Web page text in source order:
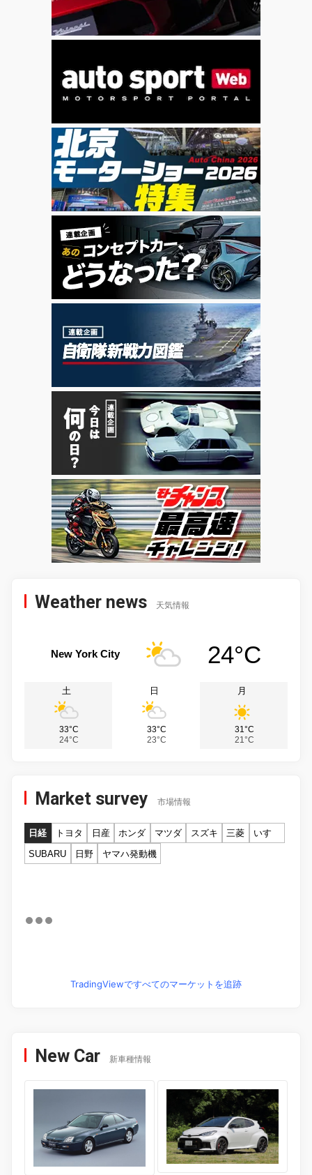
Weather news 天気情報
New York City 24°C
土
33°C
24°C
日
33°C
23°C
月
31°C
21°C
Market survey 市場情報
日経 トヨタ 日産 ホンダ マツダ スズキ 三菱
いすゞ
SUBARU
日野 ヤマハ発動機
TradingViewですべてのマーケットを追跡
New Car 新車種情報